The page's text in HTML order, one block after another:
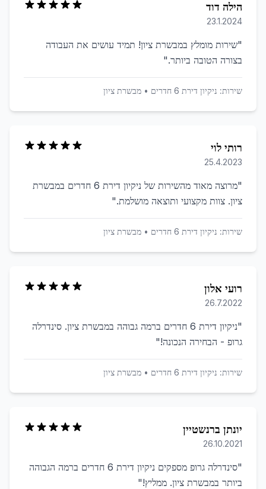
הילה דוד
23.1.2024
"שירות מומלץ במבשרת ציון! תמיד עושים את העבודה
בצורה הטובה ביותר."
שירות: ניקיון דירת 6 חדרים • מבשרת ציון
רותי לוי
25.4.2023
"
מרוצה מאוד מהשירות של ניקיון דירת 6 חדרים במבשרת
ציון. צוות מקצועי ותוצאה מושלמת."
שירות: ניקיון דירת 6 חדרים • מבשרת ציון
רועי אלון
26.7.2022
"
ניקיון דירת 6 חדרים ברמה גבוהה במבשרת ציון. סינדרלה
גרופ - הבחירה הנכונה!"
שירות: ניקיון דירת 6 חדרים • מבשרת ציון
יונתן ברנשטיין
26.10.2021
"
סינדרלה גרופ מספקים ניקיון דירת 6 חדרים ברמה הגבוהה
ביותר במבשרת ציון. ממליץ!"